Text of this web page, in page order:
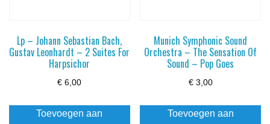
Lp – Johann Sebastian Bach,
Gustav Leonhardt – 2 Suites For
Harpsichor
€ 6,00
Toevoegen aan
Munich Symphonic Sound
Orchestra – The Sensation Of
Sound – Pop Goes
€3,00
Toevoegen aan